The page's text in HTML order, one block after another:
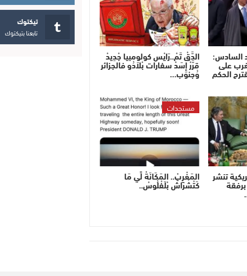
السادس:
على
الحكم
الدَّقْ تَمْ..رَايْس كولومبيا جْدِيدْ
قرَّرْ إِسَدْ سفارات بْلاَدُو فالجزائر
وُجنوب…
تنشر
مستجدات
المَغْرِبْ.. المَكَانَةْ لِّي مَا
كَتْشْرَاشْ بْلَفْلُوسْ..
تيكتوك
تابعنا بتيكتوك